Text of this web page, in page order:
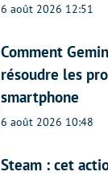
6 août 2026 12:51
Comment
résoudre les
smartphone
6 août 2026 10:48
Steam : cet